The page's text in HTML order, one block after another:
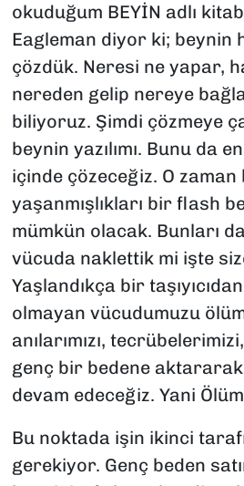
okuduğum BEYİN adlı
Eagleman diyor ki; beynin
çözdük. Neresi ne yapar,
nereden gelip nereye
biliyoruz. Şimdi çözmeye
beynin yazılımı. Bunu da
içinde çözeceğiz. O
yaşanmışlıkları bir flash
mümkün olacak. Bunları
vücuda naklettik mi işte
Yaşlandıkça bir
olmayan vücudumuzu
anılarımızı,
genç bir bedene
devam edeceğiz. Yani
Bu noktada işin ikinci
gerekiyor. Genç beden